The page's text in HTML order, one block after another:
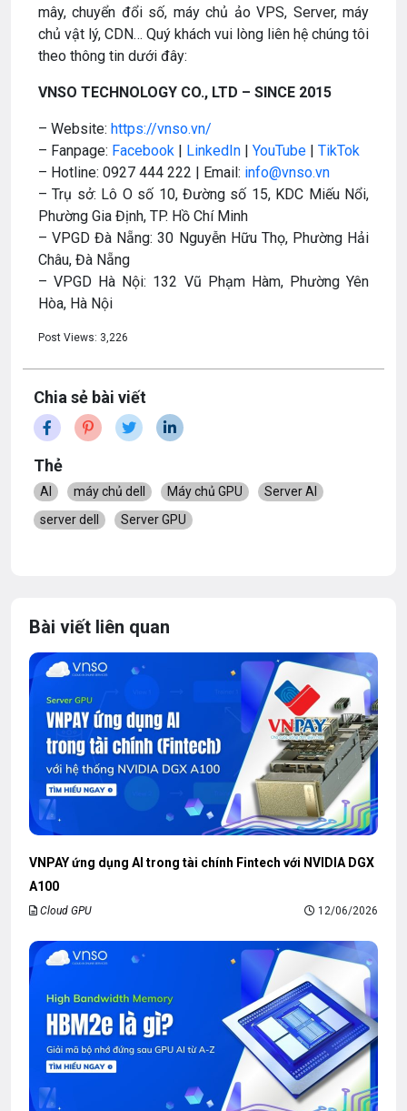
mây, chuyển đổi số, máy chủ ảo VPS, Server, máy
chủ vật lý, CDN… Quý khách vui lòng liên hệ chúng tôi
theo thông tin dưới đây:
VNSO TECHNOLOGY CO., LTD – SINCE 2015
– Website: https://vnso.vn/
– Fanpage: Facebook | LinkedIn | YouTube | TikTok
– Hotline: 0927 444 222 | Email: info@vnso.vn
– Trụ sở: Lô O số 10, Đường số 15, KDC Miếu Nổi,
Phường Gia Định, TP. Hồ Chí Minh
– VPGD Đà Nẵng: 30 Nguyễn Hữu Thọ, Phường Hải
Châu, Đà Nẵng
– VPGD Hà Nội: 132 Vũ Phạm Hàm, Phường Yên
Hòa, Hà Nội
Post Views: 3,226
Chia sẻ bài viết
Thẻ
AI máy chủ dell Máy chủ GPU
Server AI
server dell
Server GPU
Bài viết liên quan
VNPAY ứng dụng AI trong tài chính Fintech với NVIDIA DGX
A100
Cloud GPU 12/06/2026